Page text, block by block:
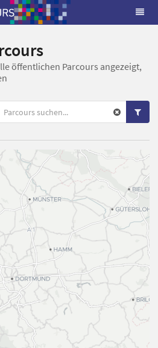
öffentlichen Parcours angezeigt,